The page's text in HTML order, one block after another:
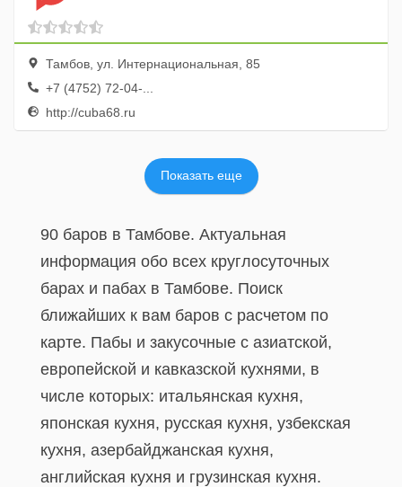
Тамбов, ул. Интернациональная, 85
+7 (4752) 72-04-...
http://cuba68.ru
Показать еще
90 баров в Тамбове. Актуальная
информация обо всех круглосуточных
барах и пабах в Тамбове. Поиск
ближайших к вам баров с расчетом по
карте. Пабы и закусочные с азиатской,
европейской и кавказской кухнями, в
числе которых: итальянская кухня,
японская кухня, русская кухня, узбекская
кухня, азербайджанская кухня,
английская кухня и грузинская кухня.